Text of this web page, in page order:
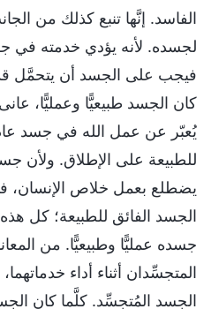
الفاسد. إنَّها تنبع كذلك من
لجسده. لأنه يؤدي خدمته في
فيجب على الجسد أن يتحمَّل
كان الجسد طبيعيًّا وعمليًّا،
يُعبّر عن عمل الله في جسد
للطبيعة على الإطلاق. ولأن
يضطلع بعمل خلاص الإنسان،
الجسد الفائق للطبيعة؛ كل
جسده عمليًّا وطبيعيًّا. من
المتجسِّدان أثناء أداء
الجسد المُتجسِّد. كلَّما كان